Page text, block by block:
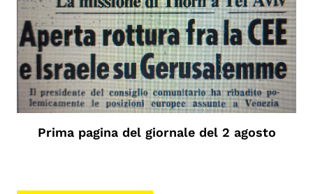
Prima pagina del giornale del 2 agosto